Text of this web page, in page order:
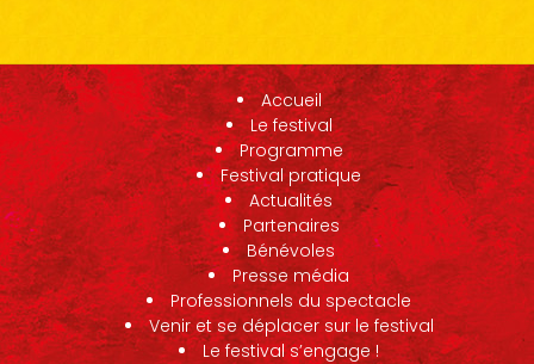
Accueil
Le festival
Programme
Festival pratique
Actualités
Partenaires
Bénévoles
Presse média
Professionnels du spectacle
Venir et se déplacer sur le festival
Le festival s’engage !